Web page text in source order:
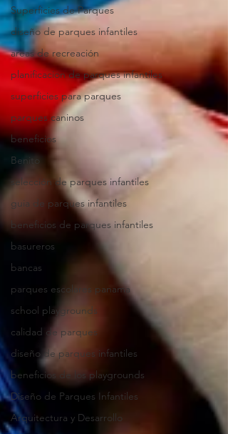
Superficies de Parques
diseño de parques infantiles
areas de recreación
planificacion de parques infantiles
superficies para parques
parques caninos
beneficios
Benito
selección de parques infantiles
guia de parques infantiles
beneficios de parques infantiles
basureros
bancas
parques escolares panama
school playgrounds
calidad de parques
diseño de parques infantiles
beneficios de los playgrounds
Diseño de Parques Infantiles
Arquitectura y Desarrollo